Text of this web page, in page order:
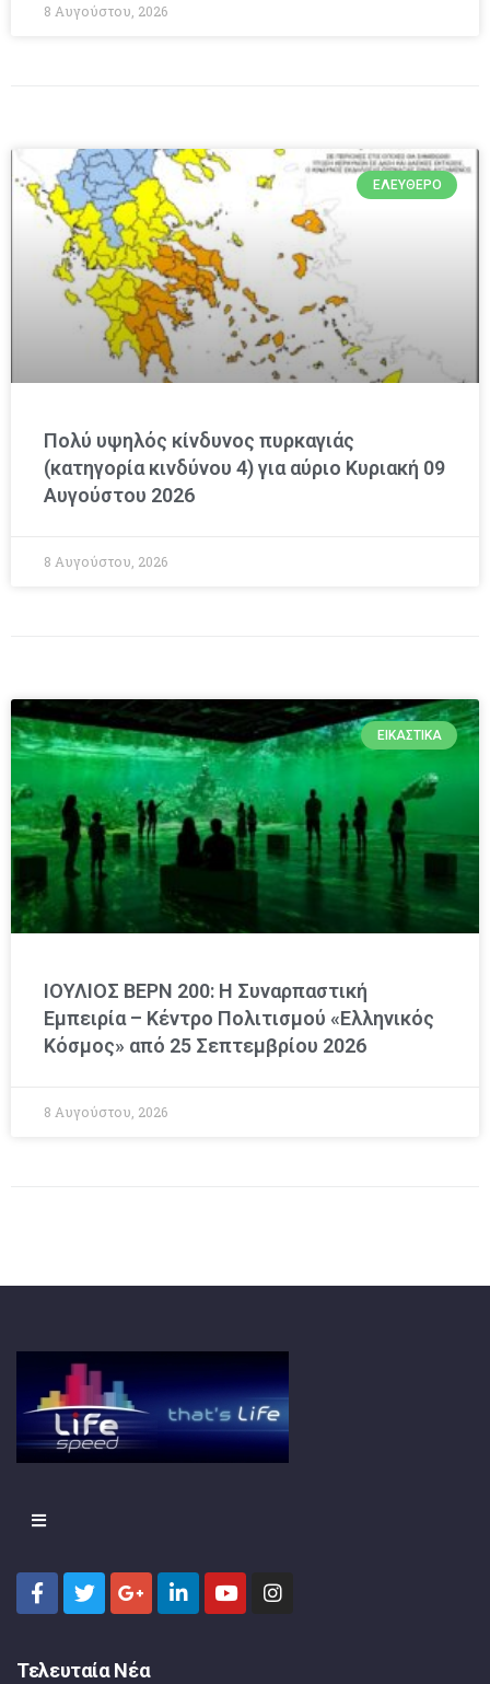
8 Αυγούστου, 2026
ΕΛΕΎΘΕΡΟ
Πολύ υψηλός κίνδυνος πυρκαγιάς
(κατηγορία κινδύνου 4) για αύριο Κυριακή 09
Αυγούστου 2026
8 Αυγούστου, 2026
ΕΙΚΑΣΤΙΚΆ
ΙΟΥΛΙΟΣ ΒΕΡΝ 200: Η Συναρπαστική
Εμπειρία – Κέντρο Πολιτισμού «Ελληνικός
Κόσμος» από 25 Σεπτεμβρίου 2026
8 Αυγούστου, 2026
Τελευταία Νέα